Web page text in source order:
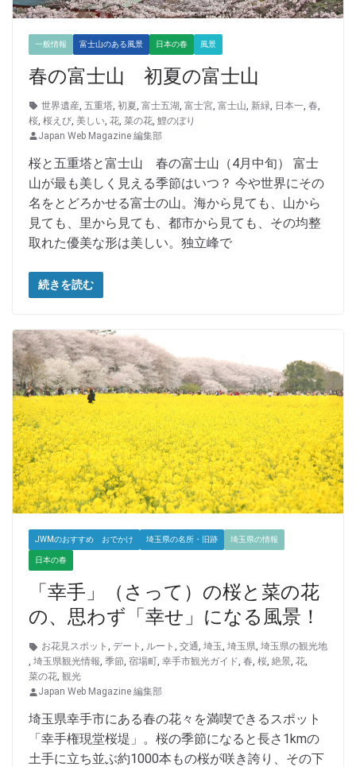
一般情報 富士山のある風景 日本の春 風景
春の富士山 初夏の富士山
世界遺産 五重塔 初夏 富士五湖 富士宮 富士山 新緑 日本一 春
桜 桜えび 美しい 花 菜の花 鯉のぼり
Japan Web Magazine 編集部
桜と五重塔と富士山 春の富士山（4月中旬） 富士
山が最も美しく見える季節はいつ？ 今や世界にその
名をとどろかせる富士の山。海から見ても、山から
見ても、里から見ても、都市から見ても、その均整
取れた優美な形は美しい。独立峰で
続きを読む
JWMのおすすめ おでかけ 埼玉県の名所・旧跡 埼玉県の情報
日本の春
「幸手」（さって）の桜と菜の花
の、思わず「幸せ」になる風景！
お花見スポット , デート , ルート , 交通, 埼玉, 埼玉県, 埼玉県の観光地
, 埼玉県観光情報, 季節, 宿場町, 幸手市観光ガイド, 春, 桜, 絶景, 花,
菜の花, 観光
Japan Web Magazine 編集部
埼玉県幸手市にある春の花々を満喫できるスポット
「幸手権現堂桜堤」。桜の季節になると長さ1kmの
土手に立ち並ぶ約1000本もの桜が咲き誇り、その下